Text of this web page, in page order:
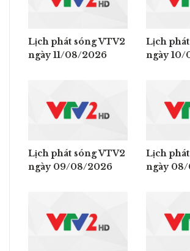
Lịch phát sóng VTV2
ngày 11/08/2026
Lịch
ngày
Lịch phát sóng VTV2
ngày 09/08/2026
Lịch
ngày